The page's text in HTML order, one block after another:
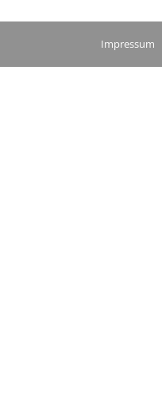
Impressum